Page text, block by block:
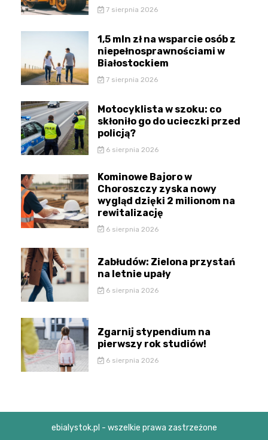
7 sierpnia 2026
1,5 mln zł na wsparcie osób z
niepełnosprawnościami w
Białostockiem
7 sierpnia 2026
Motocyklista w szoku: co
skłoniło go do ucieczki przed
policją?
6 sierpnia 2026
Kominowe Bajoro w
Choroszczy zyska nowy
wygląd dzięki 2 milionom na
rewitalizację
6 sierpnia 2026
Zabłudów: Zielona przystań
na letnie upały
6 sierpnia 2026
Zgarnij stypendium na
pierwszy rok studiów!
6 sierpnia 2026
ebialystok.pl - wszelkie prawa zastrzeżone